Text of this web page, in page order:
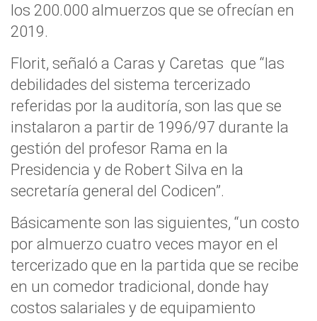
los 200.000 almuerzos que se ofrecían en
2019.
Florit, señaló a Caras y Caretas que “las
debilidades del sistema tercerizado
referidas por la auditoría, son las que se
instalaron a partir de 1996/97 durante la
gestión del profesor Rama en la
Presidencia y de Robert Silva en la
secretaría general del Codicen”.
Básicamente son las siguientes, “un costo
por almuerzo cuatro veces mayor en el
tercerizado que en la partida que se recibe
en un comedor tradicional, donde hay
costos salariales y de equipamiento